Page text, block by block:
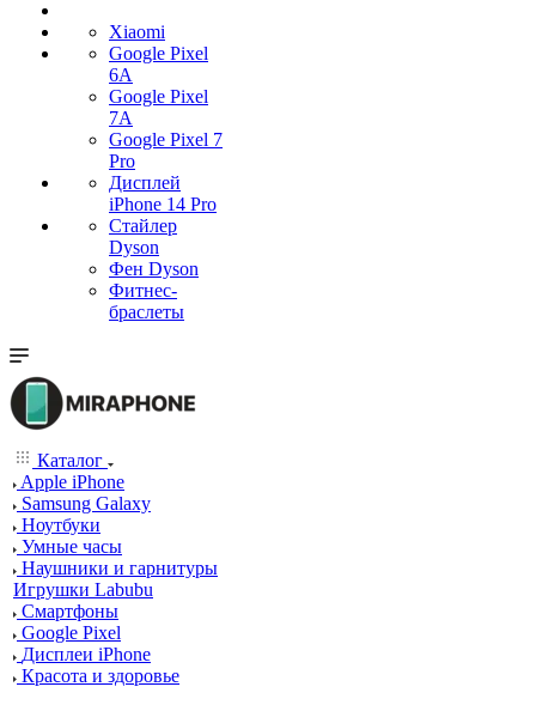
Xiaomi
Google Pixel
6A
Google Pixel
7А
Google Pixel 7
Pro
Дисплей
iPhone 14 Pro
Стайлер
Dyson
Фен Dyson
Фитнес-
браслеты
Каталог
Apple iPhone
Samsung Galaxy
Ноутбуки
Умные часы
Наушники и гарнитуры
Игрушки Labubu
Смартфоны
Google Pixel
Дисплеи iPhone
Красота и здоровье